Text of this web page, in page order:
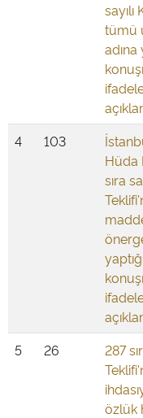
tümü
adına
4 103
Hüda
sıra
5 26
287
özlük